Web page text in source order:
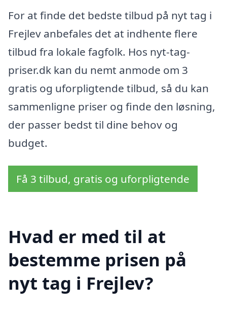
For at finde det bedste tilbud på nyt tag i
Frejlev anbefales det at indhente flere
tilbud fra lokale fagfolk. Hos nyt-tag-
priser.dk kan du nemt anmode om 3
gratis og uforpligtende tilbud, så du kan
sammenligne priser og finde den løsning,
der passer bedst til dine behov og
budget.
Få 3 tilbud, gratis og uforpligtende
Hvad er med til at
bestemme prisen på
nyt tag i Frejlev?